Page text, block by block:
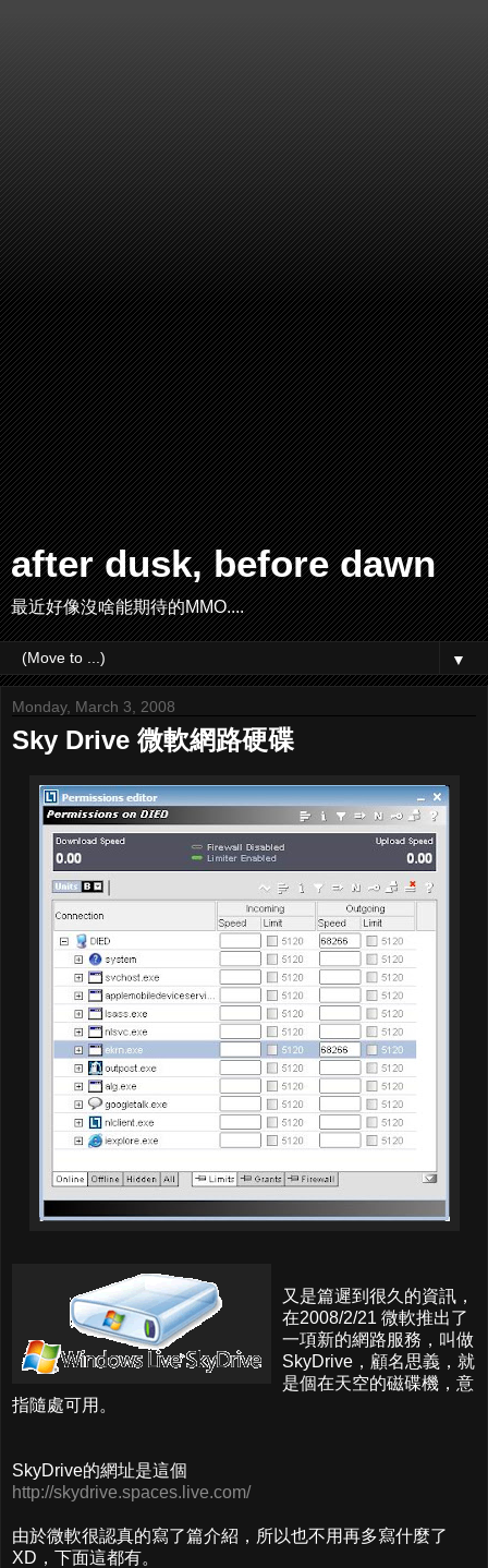
after dusk, before dawn
最近好像沒啥能期待的MMO....
▼
Monday, March 3, 2008
Sky Drive 微軟網路硬碟
又是篇遲到很久的資訊，
在2008/2/21 微軟推出了
一項新的網路服務，叫做
SkyDrive，顧名思義，就
是個在天空的磁碟機，意
指隨處可用。
SkyDrive的網址是這個
http://skydrive.spaces.live.com/
由於微軟很認真的寫了篇介紹，所以也不用再多寫什麼了
XD，下面這都有。